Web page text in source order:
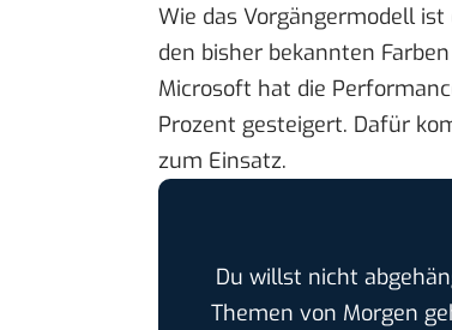
Wie das Vorgängermodell
den bisher bekannten
Microsoft hat die
Prozent gesteigert. Dafür
zum Einsatz.
Du willst nicht
Themen von Morgen